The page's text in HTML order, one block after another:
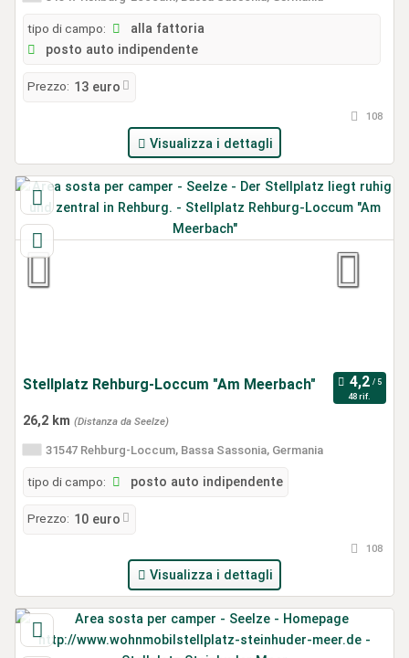
tipo di campo:
alla fattoria
posto auto indipendente
Prezzo: 13 euro
108
Visualizza i dettagli
Stellplatz Rehburg-Loccum "Am Meerbach"
48 rif.
26,2 km (Distanza da Seelze)
31547 Rehburg-Loccum, Bassa Sassonia, Germania
tipo di campo: posto auto indipendente
Prezzo: 10 euro
108
Visualizza i dettagli